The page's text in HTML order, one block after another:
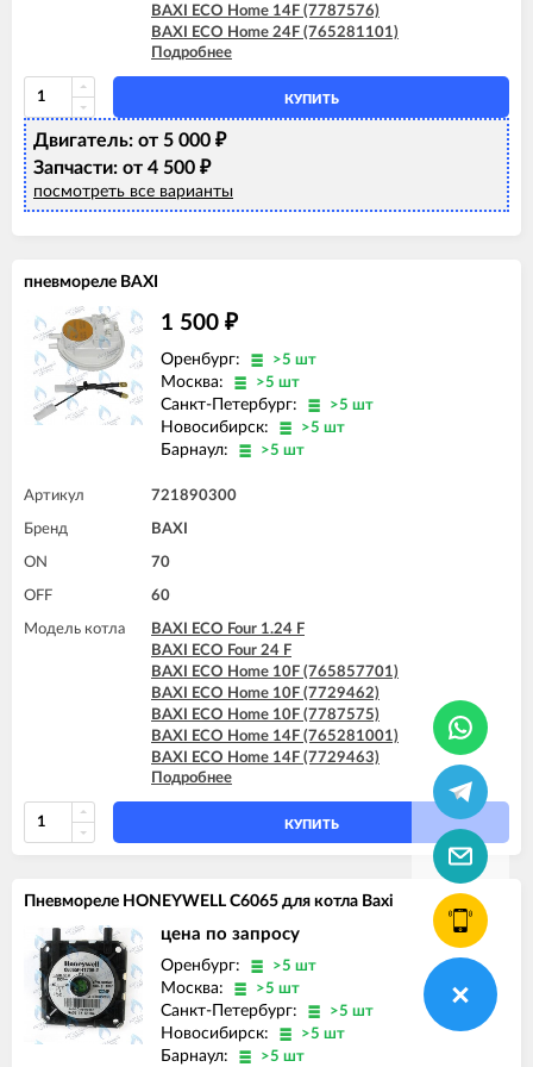
BAXI ECO Home 14F (7787576)
BAXI ECO Home 24F (765281101)
BAXI ECO Home 24F (7729464)
BAXI ECO Home 24F (7787577)
BAXI ECO-4s 1.24 F
BAXI ECO-4s 10 F
BAXI ECO-4s 18 F
BAXI ECO-4s 24
Подробнее
КУПИТЬ
Двигатель: от 5 000 ₽
Запчасти: от 4 500 ₽
посмотреть все варианты
пневмореле BAXI
1 500 ₽
Оренбург: >5 шт
Москва: >5 шт
Санкт-Петербург: >5 шт
Новосибирск: >5 шт
Барнаул: >5 шт
Артикул 721890300
Бренд BAXI
ON 70
OFF 60
Модель котла
BAXI ECO Four 1.24 F
BAXI ECO Four 24 F
BAXI ECO Home 10F (765857701)
BAXI ECO Home 10F (7729462)
BAXI ECO Home 10F (7787575)
BAXI ECO Home 14F (765281001)
BAXI ECO Home 14F (7729463)
BAXI ECO Home 14F (7787576)
BAXI ECO Home 24F (765281101)
BAXI ECO Home 24F (7729464)
BAXI ECO Home 24F (7787577)
BAXI ECO-4s 1.24 F
BAXI ECO-4s 10 F
BAXI ECO-4s 24 F
BAXI FOURTECH 1.24 F
BAXI FOURTECH 24 F (CSB)
BAXI FOURTECH 24 F (CSR)
BAXI LUNA-3 1.310 Fi (CSB)
Подробнее
КУПИТЬ
Пневмореле HONEYWELL C6065 для котла Baxi
цена по запросу
Оренбург: >5 шт
Москва: >5 шт
Санкт-Петербург: >5 шт
Новосибирск: >5 шт
Барнаул: >5 шт